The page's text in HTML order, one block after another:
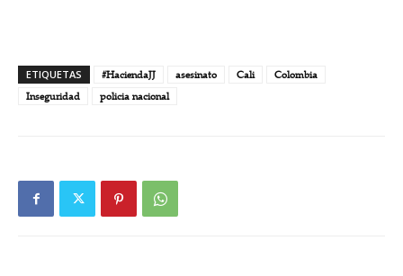
ETIQUETAS #HaciendaJJ asesinato Cali
Colombia
Inseguridad
policia nacional